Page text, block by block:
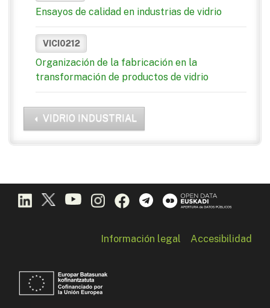
Ensayos de calidad en industrias de vidrio
VICI0212
Organización de la fabricación en la
transformación de productos de vidrio
VIDRIO INDUSTRIAL
Información legal Accesibilidad